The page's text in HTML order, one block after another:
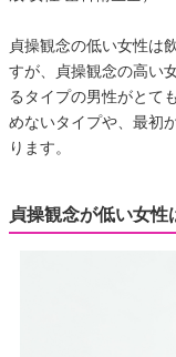
貞操観念の低い女性は
すが、貞操観念の高い
るタイプの男性がとて
めないタイプや、最初
ります。
貞操観念が低い女